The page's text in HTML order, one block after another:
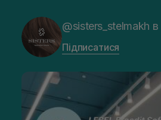
@sisters_stelmakh
Підписатися